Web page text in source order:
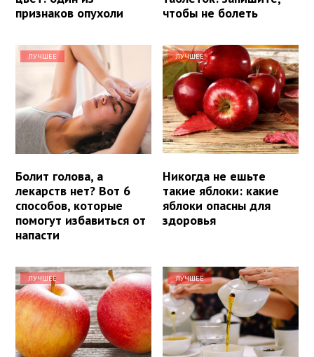
признаков опухоли
чтобы не болеть
ЛУЧШЕЕ
Болит голова, а
лекарств нет? Вот 6
способов, которые
помогут избавиться от
напасти
ЛУЧШЕЕ
Никогда не ешьте
такие яблоки: какие
яблоки опасны для
здоровья
ЛУЧШЕЕ ЛУЧШЕЕ